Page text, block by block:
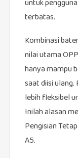
untuk
terbatas.
Kombinasi
nilai utama
hanya mampu
saat diisi
lebih fleksibel
Inilah alasan
Pengisian
A5.